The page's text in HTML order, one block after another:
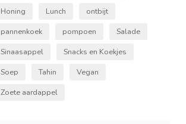
Honing
Lunch
ontbijt
pannenkoek
pompoen
Salade
Sinaasappel
Snacks en Koekjes
Soep
Tahin
Vegan
Zoete aardappel